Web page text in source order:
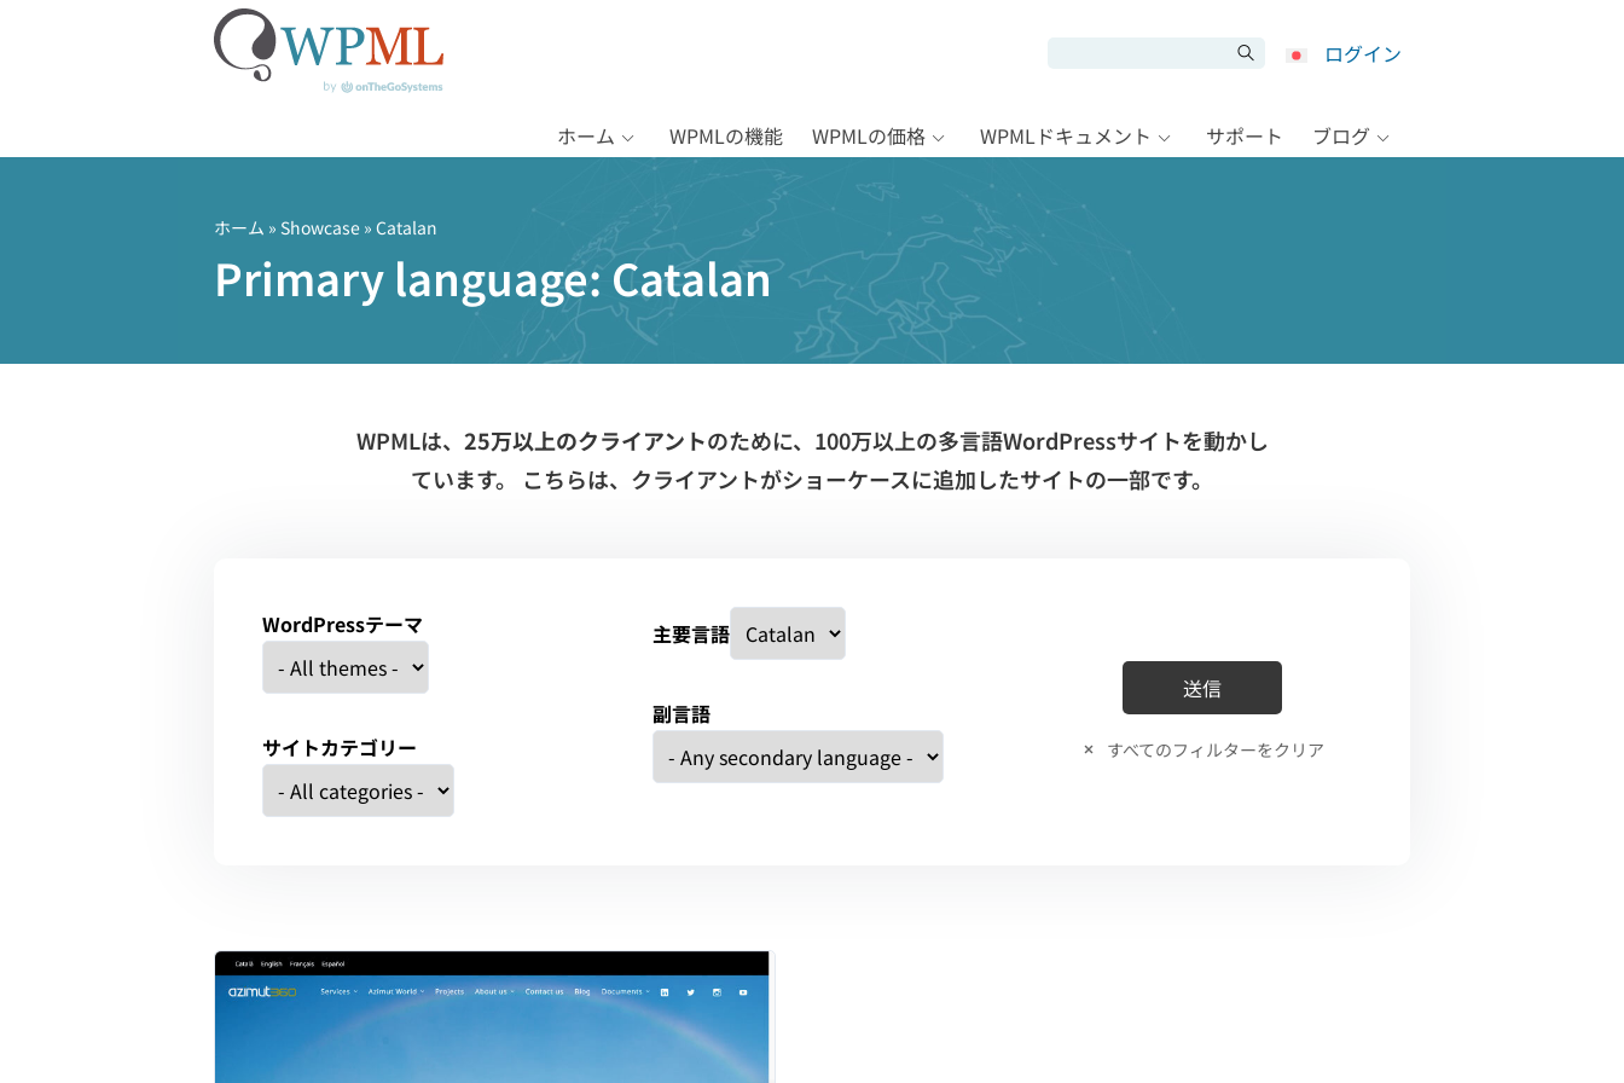
キ
ログイン
ホーム WPMLの機能 WPMLの価格 WPMLドキュメント サポート ブログ
ホーム » Showcase » Catalan
Primary language:Catalan
WPMLは、 25万以上のクライアントのために、100万以上の多言語WordPressサイトを動かし
ています。 こちらは、クライアントがショーケースに追加したサイトの一部です。
WordPressテーマ
サイトカテゴリー
主要言語
副言語
すべてのフィルターをクリア